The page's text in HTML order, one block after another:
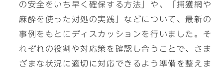
の安全をいち早く確保する方法」や、「捕獲網や
麻酔を使った対処の実践」などについて、最新の
事例をもとにディスカッションを行いました。そ
れぞれの役割や対応策を確認し合うことで、さま
ざまな状況に適切に対応できるよう準備を整えま